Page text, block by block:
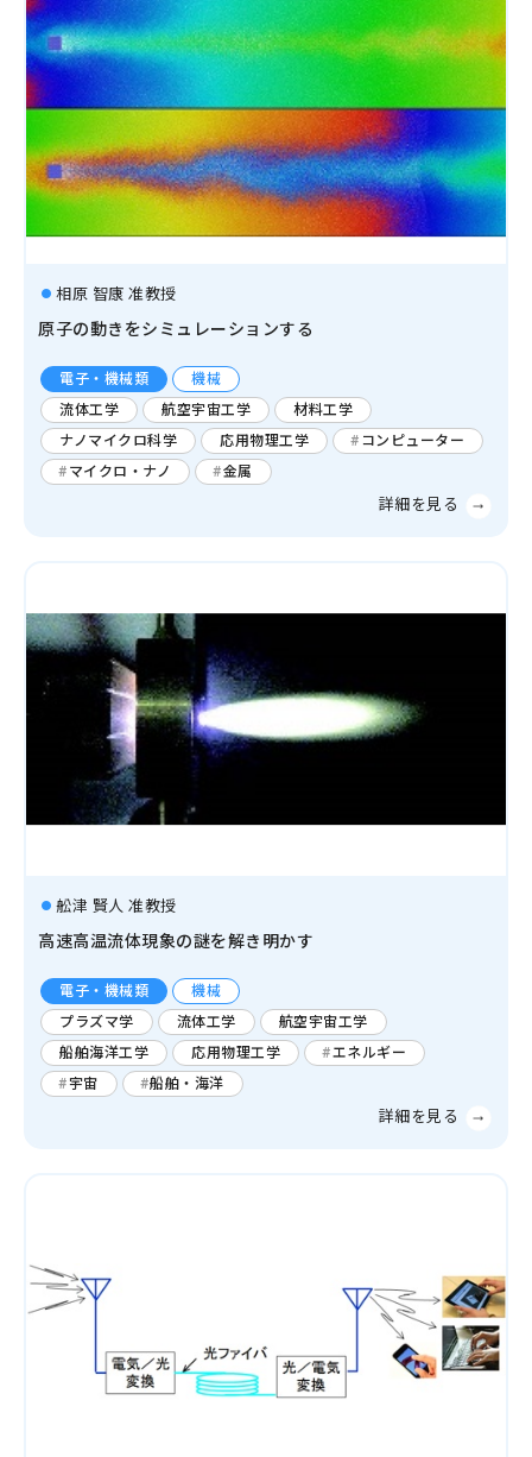
相原 智康 准教授
原子の動きをシミュレーションする
電子・機械類
機械
流体工学
航空宇宙工学
材料工学
ナノマイクロ科学
応用物理工学
コンピューター
マイクロ・ナノ
金属
舩津 賢人 准教授
高速高温流体現象の謎を解き明かす
電子・機械類
機械
プラズマ学
流体工学
航空宇宙工学
船舶海洋工学
応用物理工学
エネルギー
宇宙
船舶・海洋